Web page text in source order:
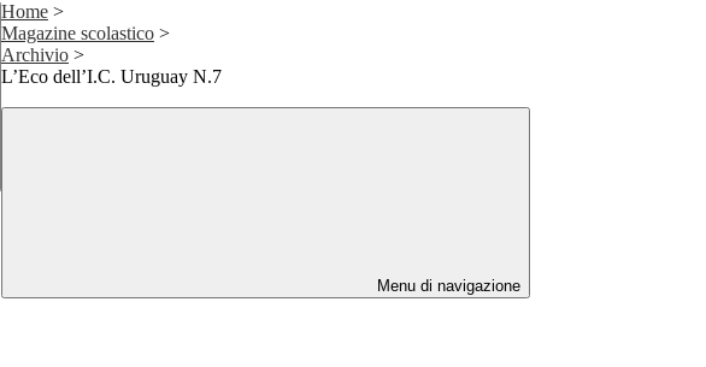
Home >
Magazine scolastico >
Archivio >
L’Eco dell’I.C. Uruguay N.7
Menu di navigazione